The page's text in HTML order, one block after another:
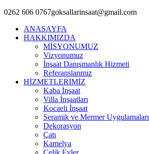
0262 606 0767goksallarinsaat@gmail.com
ANASAYFA
HAKKIMIZDA
MİSYONUMUZ
Vizyonumuz
İnşaat Danışmanlık Hizmeti
Referanslarımız
HİZMETLERİMİZ
Kaba İnşaat
Villa İnşaatları
Kocaeli İnşaat
Seramik ve Mermer Uygulamaları
Dekorasyon
Çatı
Kamelya
Çelik Evler